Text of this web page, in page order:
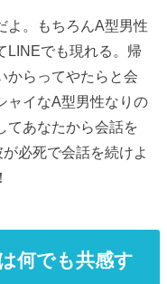
よ。もちろんA型男性
LINEでも現れる。帰
からってやたらと会
ャイなA型男性なりの
てあなたから会話を
必死で会話を続けよ
何でも共感す